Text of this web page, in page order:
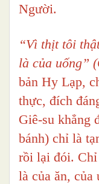
Người.
“Vì thịt tôi
là của uống”
bản Hy Lạp,
thực, đích
Giê-su khẳng
bánh) chỉ là
rồi lại đói.
là của ăn, của